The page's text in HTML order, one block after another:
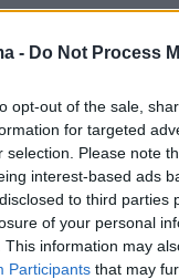
- Do Not Process
opt-out of the sale,
for targeted
selection. Please note
interest-based ads
to third parties
of your personal
This information may
Participants that may
πολύ δύσκολο
της
να απαντήσω»,
βρε μαϊμού;